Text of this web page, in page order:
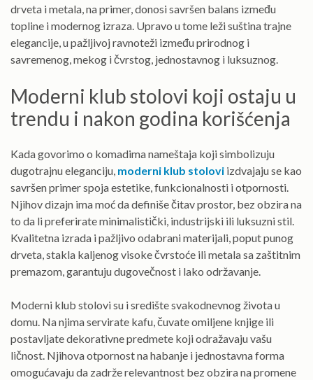
drveta i metala, na primer, donosi savršen balans između
topline i modernog izraza. Upravo u tome leži suština trajne
elegancije, u pažljivoj ravnoteži između prirodnog i
savremenog, mekog i čvrstog, jednostavnog i luksuznog.
Moderni klub stolovi koji ostaju u
trendu i nakon godina korišćenja
Kada govorimo o komadima nameštaja koji simbolizuju
dugotrajnu eleganciju, moderni klub stolovi izdvajaju se kao
savršen primer spoja estetike, funkcionalnosti i otpornosti.
Njihov dizajn ima moć da definiše čitav prostor, bez obzira na
to da li preferirate minimalistički, industrijski ili luksuzni stil.
Kvalitetna izrada i pažljivo odabrani materijali, poput punog
drveta, stakla kaljenog visoke čvrstoće ili metala sa zaštitnim
premazom, garantuju dugovečnost i lako održavanje.
Moderni klub stolovi su i središte svakodnevnog života u
domu. Na njima servirate kafu, čuvate omiljene knjige ili
postavljate dekorativne predmete koji odražavaju vašu
ličnost. Njihova otpornost na habanje i jednostavna forma
omogućavaju da zadrže relevantnost bez obzira na promene